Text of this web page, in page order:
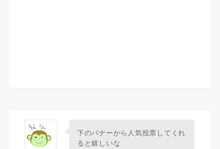
下のバナーから人気投票してくれ
ると嬉しいな